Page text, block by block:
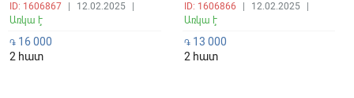
ID: 1606867 12.02.2025
Առկա է
֏ 16 000
2 հատ
ID: 1606866 12.02.2025
Առկա է
֏13 000
2 հատ